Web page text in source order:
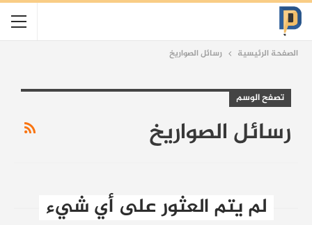
الصفحة الرئيسية رسائل الصواريخ
تصفح الوسم
رسائل الصواريخ
لم يتم العثور على أي شيء